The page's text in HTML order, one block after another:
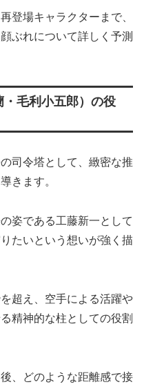
登場キャラクターまで、
ぶれについて詳しく予測
毛利小五郎）の役
司令塔として、緻密な推
きます。
姿である工藤新一として
たいという想いが強く描
超え、空手による活躍や
精神的な柱としての役割
、どのような距離感で接